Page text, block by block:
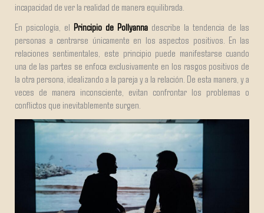
incapacidad de ver la realidad de manera equilibrada.
En psicología, el Principio de Pollyanna describe la tendencia de las
personas a centrarse únicamente en los aspectos positivos. En las
relaciones sentimentales, este principio puede manifestarse cuando
una de las partes se enfoca exclusivamente en los rasgos positivos de
la otra persona, idealizando a la pareja y a la relación. De esta manera, y a
veces de manera inconsciente, evitan confrontar los problemas o
conflictos que inevitablemente surgen.